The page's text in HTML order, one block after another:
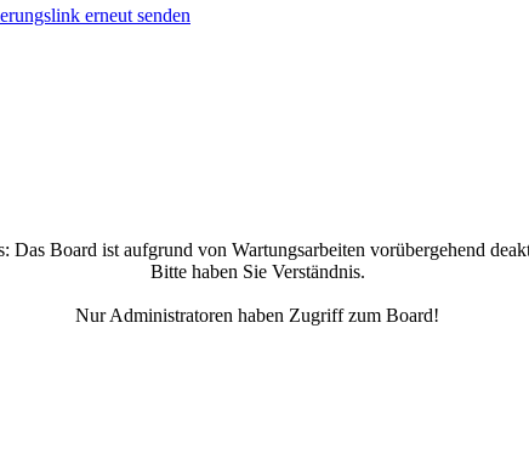
erneut senden
Das Board ist aufgrund von Wartungsarbeiten vorübergehend
Bitte haben Sie Verständnis.
Nur Administratoren haben Zugriff zum Board!